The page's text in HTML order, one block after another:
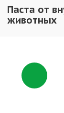
Паста от
животных